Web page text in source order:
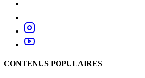
CONTENUS POPULAIRES